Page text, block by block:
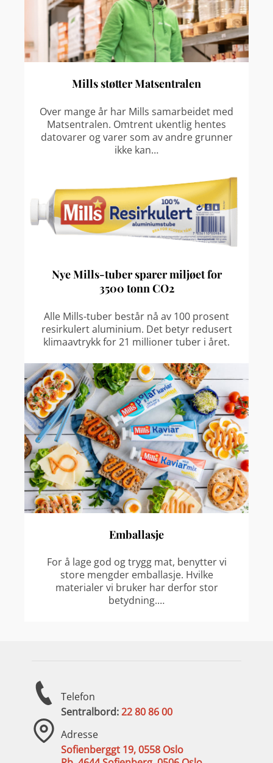
Mills støtter Matsentralen
Over mange år har Mills samarbeidet med
Matsentralen. Omtrent ukentlig hentes
datovarer og varer som av andre grunner
ikke kan…
Nye Mills-tuber sparer miljøet for
3500 tonn CO2
Alle Mills-tuber består nå av 100 prosent
resirkulert aluminium. Det betyr redusert
klimaavtrykk for 21 millioner tuber i året.
Emballasje
For å lage god og trygg mat, benytter vi
store mengder emballasje. Hvilke
materialer vi bruker har derfor stor
betydning.…
Telefon
Sentralbord:22 80 86 00
Adresse
Sofienberggt 19, 0558 Oslo